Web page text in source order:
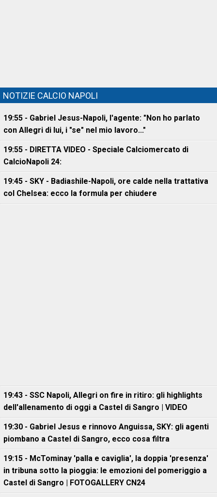
NOTIZIE CALCIO NAPOLI
19:55 - Gabriel Jesus-Napoli, l'agente: "Non ho parlato
con Allegri di lui, i "se" nel mio lavoro..."
19:55 - DIRETTA VIDEO - Speciale Calciomercato di
CalcioNapoli 24:
19:45 - SKY - Badiashile-Napoli, ore calde nella trattativa
col Chelsea: ecco la formula per chiudere
19:43 - SSC Napoli, Allegri on fire in ritiro: gli highlights
dell'allenamento di oggi a Castel di Sangro | VIDEO
19:30 - Gabriel Jesus e rinnovo Anguissa, SKY: gli agenti
piombano a Castel di Sangro, ecco cosa filtra
19:15 - McTominay 'palla e caviglia', la doppia 'presenza'
in tribuna sotto la pioggia: le emozioni del pomeriggio a
Castel di Sangro | FOTOGALLERY CN24